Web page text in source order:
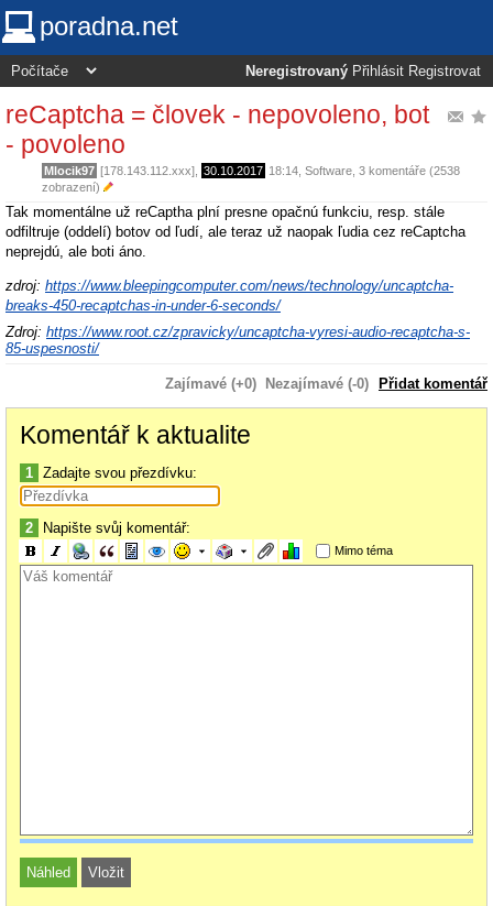
poradna.net
Neregistrovaný Přihlásit Registrovat
reCaptcha = človek - nepovoleno, bot
- povoleno
Mlocik97 [178.143.112.xxx], 30.10.2017 18:14 Software , 3 komentáře (2538
zobrazení)
Tak momentálne už reCaptha plní presne opačnú funkciu, resp. stále
odfiltruje (oddelí) botov od ľudí, ale teraz už naopak ľudia cez reCaptcha
neprejdú, ale boti áno.
zdroj: https://www.bleepingcomputer.com/news/technology/uncaptcha-
breaks-450-recaptchas-in-under-6-seconds/
Zdroj: https://www.root.cz/zpravicky/uncaptcha-vyresi-audio-recaptcha-s-
85-uspesnosti/
Zajímavé (+0) Nezajímavé (-0) Přidat komentář
Komentář k aktualite
1 Zadajte svou přezdívku:
2 Napište svůj komentář:
Mimo téma